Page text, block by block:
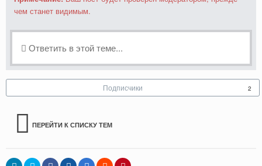
чем станет видимым.
Ответить в этой теме...
Подписчики 2
ПЕРЕЙТИ К СПИСКУ ТЕМ